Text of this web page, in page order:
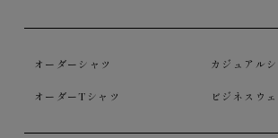
も相性が良く、カジュアルからジャケッ
広く活躍します。
オーダーシャツ カジュアル
オーダーTシャツ ビジネスウェ